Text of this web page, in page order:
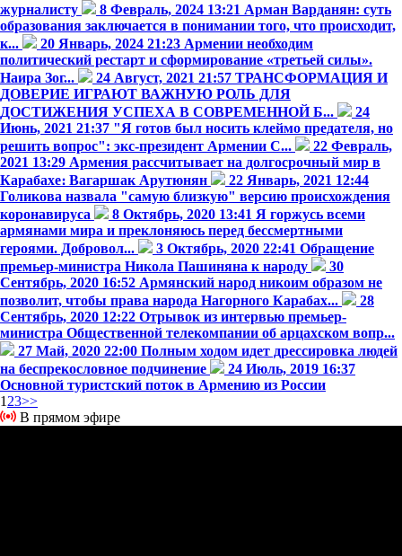
журналисту
8 Февраль, 2024 13:21 Арман Варданян: суть
образования заключается в понимании того, что происходит,
к...
20 Январь, 2024 21:23 Армении необходим
политический рестарт и сформирование «третьей силы».
Наира Зог...
24 Август, 2021 21:57 ТРАНСФОРМАЦИЯ И
ДОВЕРИЕ ИГРАЮТ ВАЖНУЮ РОЛЬ ДЛЯ
ДОСТИЖЕНИЯ УСПЕХА В СОВРЕМЕННОЙ Б...
24
Июнь, 2021 21:37 "Я готов был носить клеймо предателя, но
решить вопрос": экс-президент Армении С...
22 Февраль,
2021 13:29 Армения рассчитывает на долгосрочный мир в
Карабахе։ Вагаршак Арутюнян
22 Январь, 2021 12:44
Голикова назвала "самую близкую" версию происхождения
коронавируса
8 Октябрь, 2020 13:41 Я горжусь всеми
армянами мира и преклоняюсь перед бессмертными
героями. Добровол...
3 Октябрь, 2020 22:41 Обращение
премьер-министра Никола Пашиняна к народу
30
Сентябрь, 2020 16:52 Армянский народ никоим образом не
позволит, чтобы права народа Нагорного Карабах...
28
Сентябрь, 2020 12:22 Отрывок из интервью премьер-
министра Общественной телекомпании об арцахском вопр...
27 Май, 2020 22:00 Полным ходом идет дрессировка людей
на беспрекословное подчинение
24 Июль, 2019 16:37
Основной туристский поток в Армению из России
1 23>>
В прямом эфире